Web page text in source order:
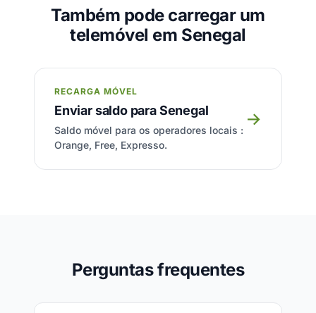
Também pode carregar um
telemóvel em Senegal
RECARGA MÓVEL
Enviar saldo para Senegal
Saldo móvel para os operadores locais :
Orange, Free, Expresso.
→
Perguntas frequentes